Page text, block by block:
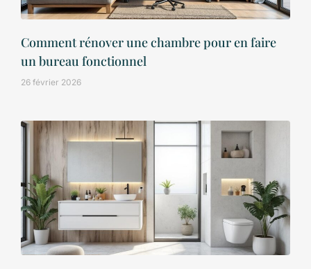
Comment rénover une chambre pour en faire
un bureau fonctionnel
26 février 2026